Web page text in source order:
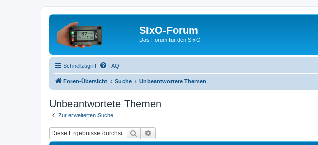
SIxO-Forum
Das Forum für den SIxO
Schnellzugriff FAQ
Foren-Übersicht Suche Unbeantwortete Themen
Unbeantwortete Themen
Zur erweiterten Suche
Suche